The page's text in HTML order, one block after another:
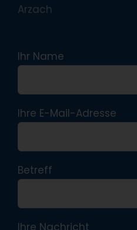
Arzach
Ihr Name
Ihre E-Mail-Adresse
Betreff
Ihre Nachricht